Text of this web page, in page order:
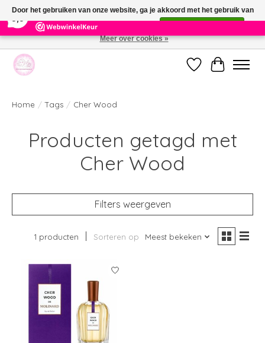
391 Reviews ×
Welkom bij de nieuwe webshop van Parfumerie Marie Rose
Verlanglijst
Home / Tags / Cher Wood
Producten getagd met
Cher Wood
Filters weergeven
1 producten Sorteren op Meest bekeken
Door het gebruiken van onze website, ga je akkoord met het gebruik van
cookies om onze website te verbeteren.
Meer over cookies »